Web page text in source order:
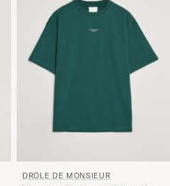
DRÔLE DE MONSIEUR